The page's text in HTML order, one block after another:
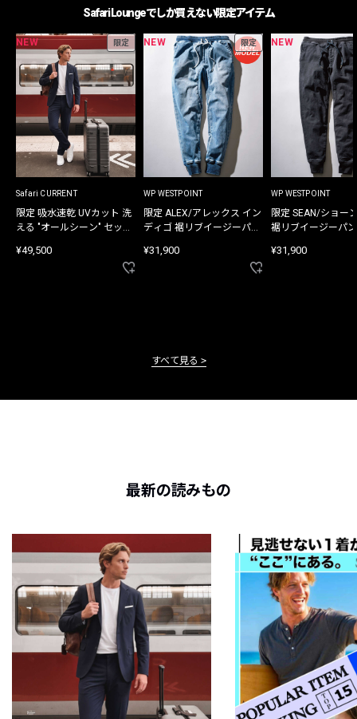
Safari Loungeでしか買えない限定アイテム
NEW 限定
Safari CURRENT
限定 吸水速乾 UVカット 洗
える "オールシーン" セット
¥49,500
NEW 限定
WP WESTPOINT
限定 ALEX/アレックス イン
ディゴ 裾リブイージーパン
¥31,900
NEW
WP WESTPOINT
限定 SEAN/ショー
裾リブイージーパ
¥31,900
すべて見る
最新の読みもの